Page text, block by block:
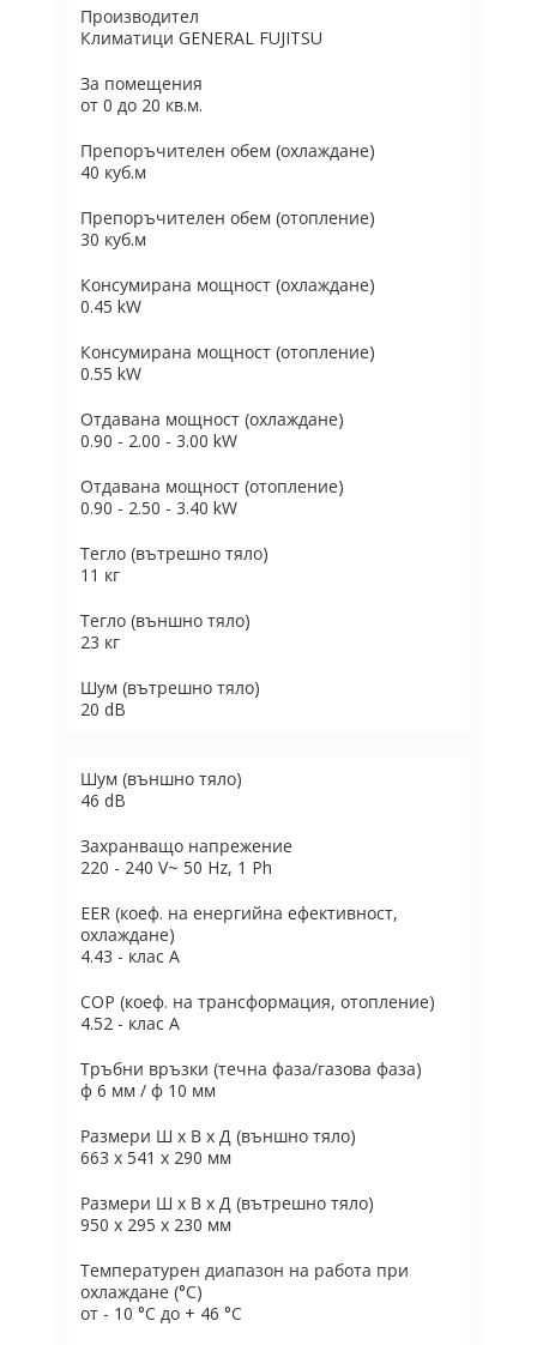
Производител
Климатици GENERAL FUJITSU
За помещения
от 0 до 20 кв.м.
Препоръчителен обем (охлаждане)
40 куб.м
Препоръчителен обем (отопление)
30 куб.м
Консумирана мощност (охлаждане)
0.45 kW
Консумирана мощност (отопление)
0.55 kW
Отдавана мощност (охлаждане)
0.90 - 2.00 - 3.00 kW
Отдавана мощност (отопление)
0.90 - 2.50 - 3.40 kW
Тегло (вътрешно тяло)
11 кг
Тегло (външно тяло)
23 кг
Шум (вътрешно тяло)
20 dB
Шум (външно тяло)
46 dB
Захранващо напрежение
220 - 240 V~ 50 Hz, 1 Ph
EER (коеф. на енергийна ефективност,
охлаждане)
4.43 - клас А
COP (коеф. на трансформация, отопление)
4.52 - клас А
Тръбни връзки (течна фаза/газова фаза)
ф 6 мм / ф 10 мм
Размери Ш х В х Д (външно тяло)
663 х 541 х 290 мм
Размери Ш х В х Д (вътрешно тяло)
950 x 295 x 230 мм
Температурен диапазон на работа при
охлаждане (°C)
от - 10 °C до + 46 °C